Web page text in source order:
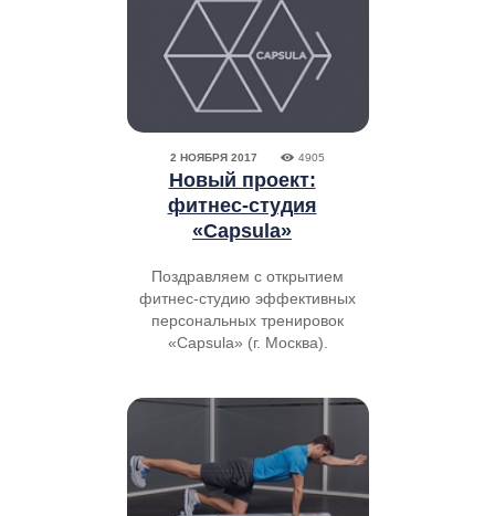
2 НОЯБРЯ 2017 4905
Новый проект:
фитнес-студия
«Capsula»
Поздравляем с открытием
фитнес-студию эффективных
персональных тренировок
«Capsula» (г. Москва).